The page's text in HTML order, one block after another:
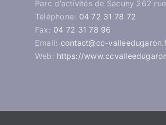
Parc d’activités de Sacuny 262
Téléphone: 04 72 31 78 72
Fax: 04 72 31 78 96
Email: contact@cc-
Web: https://